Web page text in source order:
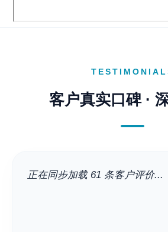
客户真实口碑 ·
正在同步加载 61 条客户评价...